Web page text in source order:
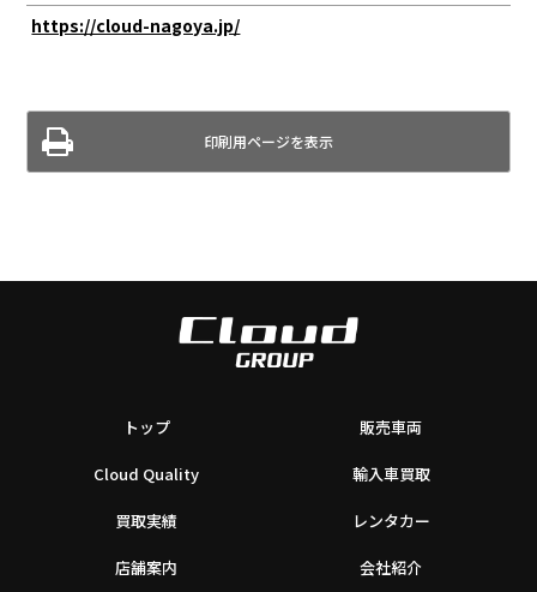
https://cloud-nagoya.jp/
印刷用ページを表示
トップ 販売車両
Cloud Quality 輸入車買取
買取実績 レンタカー
店舗案内 会社紹介